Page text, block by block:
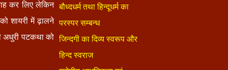
कर लिए लेकिन
शायरी में ढ़ालने
अधुरी पटकथा को